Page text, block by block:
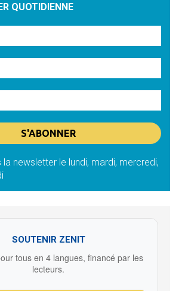
QUOTIDIENNE
newsletter le lundi, mardi, mercredi,
SOUTENIR ZENIT
tous en 4 langues, financé par les
lecteurs.